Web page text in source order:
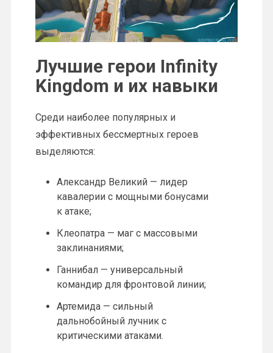
Лучшие герои Infinity
Kingdom и их навыки
Среди наиболее популярных и
эффективных бессмертных героев
выделяются:
Александр Великий — лидер
кавалерии с мощными бонусами
к атаке;
Клеопатра — маг с массовыми
заклинаниями;
Ганнибал — универсальный
командир для фронтовой линии;
Артемида — сильный
дальнобойный лучник с
критическими атаками.